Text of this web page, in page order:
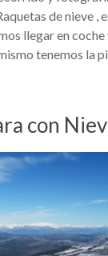
de nieve ,
llegar en coche
tenemos la
con